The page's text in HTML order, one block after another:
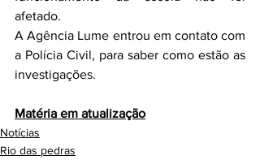
afetado.
A Agência Lume entrou em contato com
a Polícia Civil, para saber como estão as
investigações.
Matéria em atualização
Notícias
Rio das pedras